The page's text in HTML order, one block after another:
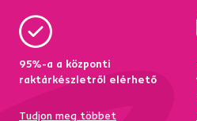
95%-a a központi
raktárkészletről elérhető
Tudjon meg többet